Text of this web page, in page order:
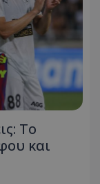
Το
και